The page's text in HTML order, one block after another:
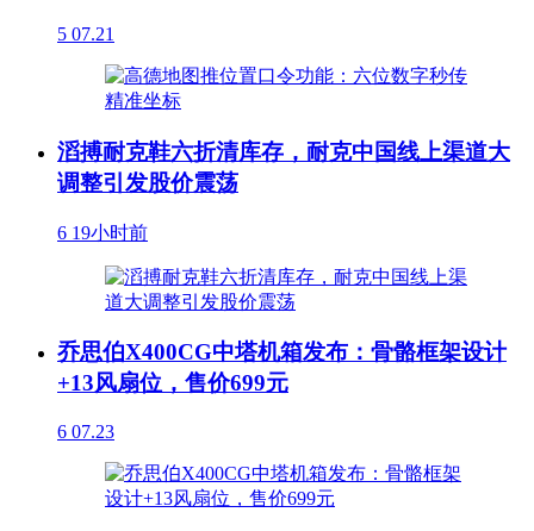
5 07.21
滔搏耐克鞋六折清库存，耐克中国线上渠道大
调整引发股价震荡
6 19小时前
乔思伯X400CG中塔机箱发布：骨骼框架设计
+13风扇位，售价699元
6 07.23